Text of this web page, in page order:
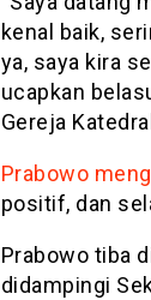
kenal baik,
ya, saya kira
ucapkan
Gereja
Prabowo
positif, dan
Prabowo tiba
didampingi